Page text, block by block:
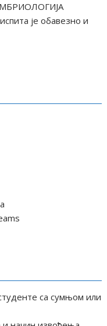
је обавезно и
са сумњом или